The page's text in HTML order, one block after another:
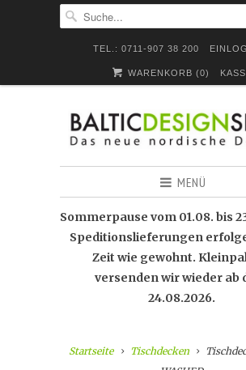
TEL.: 0711-907 38 200
WARENKORB (0)
MENÜ
Sommerpause vom 01.08. bis
Speditionslieferungen
Zeit wie gewohnt.
versenden wir wieder ab
24.08.2026.
Startseite Tischdecken